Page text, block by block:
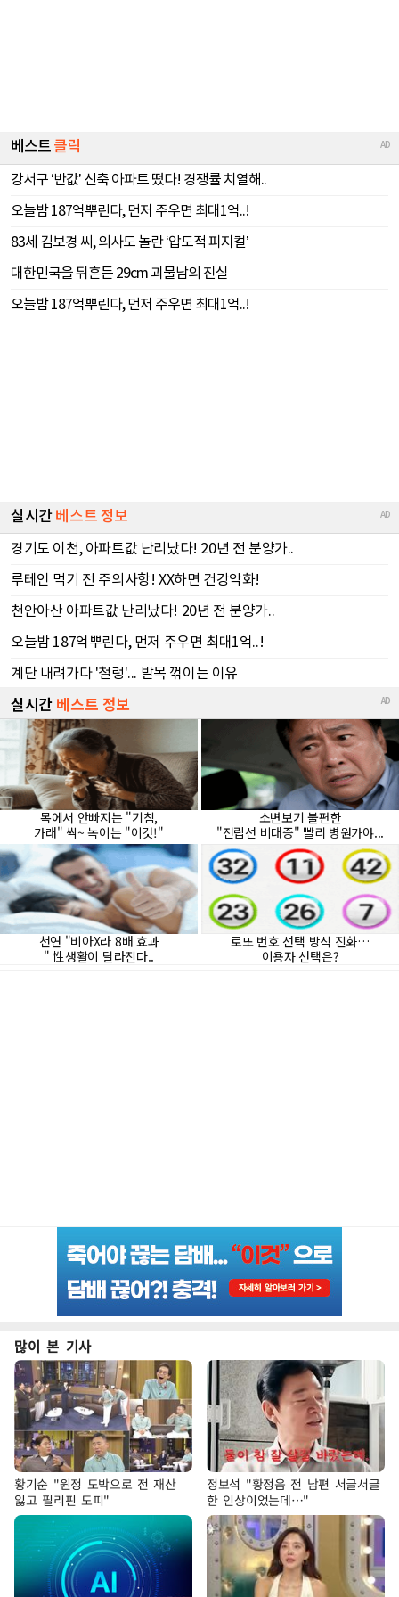
많이 본 기사
황기순 "원정 도박으로 전 재산
잃고 필리핀 도피"
정보석 "황정음 전 남편 서글서글
한 인상이었는데…"